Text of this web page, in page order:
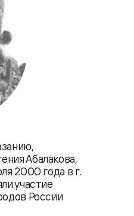
Абалакова,
2000 года в г.
участие
России